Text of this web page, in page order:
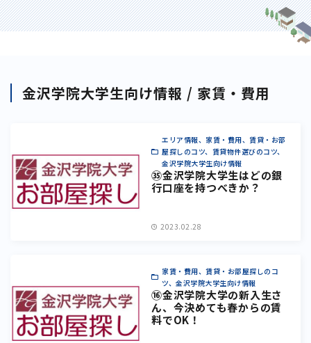
金沢学院大学生向け情報 / 家賃・費用
エリア情報、家賃・費用、賃貸・お部
屋探しのコツ、賃貸物件選びのコツ、
金沢学院大学生向け情報
㉟金沢学院大学生はどの銀
行口座を持つべきか？
2023.02.28
家賃・費用、賃貸・お部屋探しのコ
ツ、金沢学院大学生向け情報
⑯金沢学院大学の新入生さ
ん、今決めても春からの賃
料でOK！